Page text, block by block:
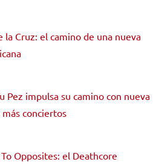
la Cruz: el camino de una nueva
Pez impulsa su camino con nueva
más conciertos
Opposites: el Deathcore